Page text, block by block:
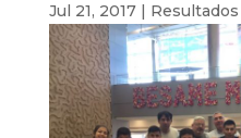
Jul 21, 2017| Resultados